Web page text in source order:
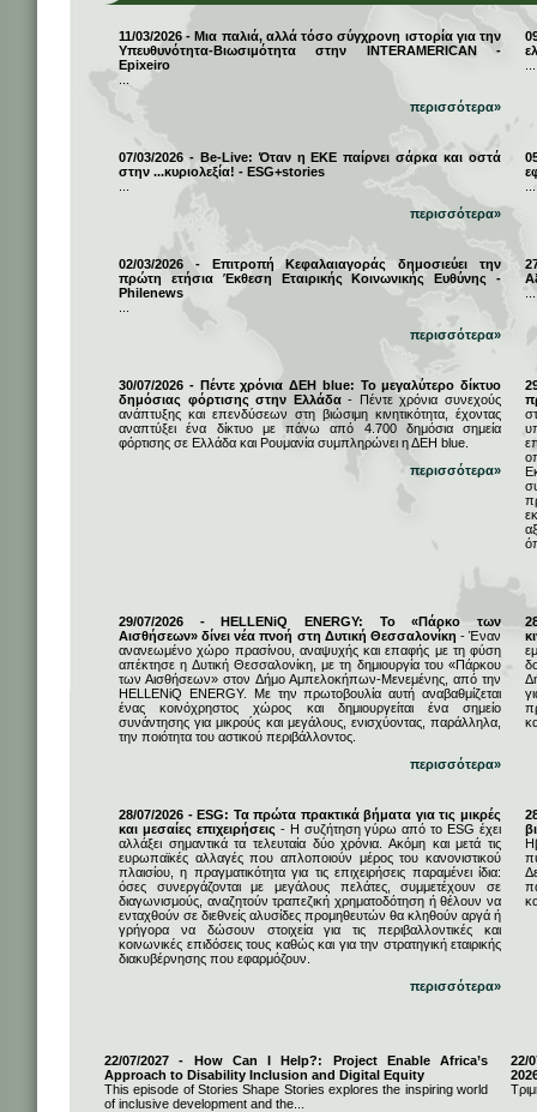
11/03/2026 - Μια παλιά, αλλά τόσο σύγχρονη ιστορία για την
Υπευθυνότητα-Βιωσιμότητα στην INTERAMERICAN -
Epixeiro
περισσότερα»
07/03/2026 - Be-Live: Όταν η ΕΚΕ παίρνει σάρκα και οστά
στην ...κυριολεξία! - ESG+stories
περισσότερα»
02/03/2026 - Επιτροπή Κεφαλαιαγοράς δημοσιεύει την
πρώτη ετήσια Έκθεση Εταιρικής Κοινωνικής Ευθύνης -
Philenews
περισσότερα»
30/07/2026 - Πέντε χρόνια ΔΕΗ blue: Το μεγαλύτερο δίκτυο
δημόσιας φόρτισης στην Ελλάδα- Πέντε χρόνια συνεχούς
ανάπτυξης και επενδύσεων στη βιώσιμη κινητικότητα, έχοντας
αναπτύξει ένα δίκτυο με πάνω από 4.700 δημόσια σημεία
φόρτισης σε Ελλάδα και Ρουμανία συμπληρώνει η ΔΕΗ blue.
περισσότερα»
29/07/2026 - HELLENiQ ENERGY: Το «Πάρκο των
Αισθήσεων» δίνει νέα πνοή στη Δυτική Θεσσαλονίκη - Έναν
ανανεωμένο χώρο πρασίνου, αναψυχής και επαφής με τη φύση
απέκτησε η Δυτική Θεσσαλονίκη, με τη δημιουργία του «Πάρκου
των Αισθήσεων» στον Δήμο Αμπελοκήπων-Μενεμένης, από την
HELLENiQ ENERGY. Με την πρωτοβουλία αυτή αναβαθμίζεται
ένας κοινόχρηστος χώρος και δημιουργείται ένα σημείο
συνάντησης για μικρούς και μεγάλους, ενισχύοντας, παράλληλα,
την ποιότητα του αστικού περιβάλλοντος.
περισσότερα»
28/07/2026 - ESG: Τα πρώτα πρακτικά βήματα για τις μικρές
και μεσαίες επιχειρήσεις - Η συζήτηση γύρω από το ESG έχει
αλλάξει σημαντικά τα τελευταία δύο χρόνια. Ακόμη και μετά τις
ευρωπαϊκές αλλαγές που απλοποιούν μέρος του κανονιστικού
πλαισίου, η πραγματικότητα για τις επιχειρήσεις παραμένει ίδια:
όσες συνεργάζονται με μεγάλους πελάτες, συμμετέχουν σε
διαγωνισμούς, αναζητούν τραπεζική χρηματοδότηση ή θέλουν να
ενταχθούν σε διεθνείς αλυσίδες προμηθευτών θα κληθούν αργά ή
γρήγορα να δώσουν στοιχεία για τις περιβαλλοντικές και
κοινωνικές επιδόσεις τους καθώς και για την στρατηγική εταιρικής
διακυβέρνησης που εφαρμόζουν.
περισσότερα»
22/07/2027 - How Can I Help?: Project Enable Africa’s
Approach to Disability Inclusion and Digital Equity
This episode of Stories Shape Stories explores the inspiring world
of inclusive development and the...
22/